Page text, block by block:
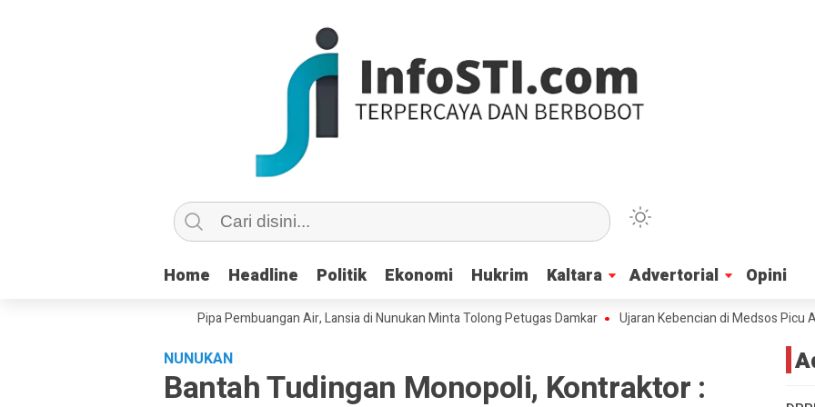
Home Headline Politik Ekonomi Hukrim Kaltara Advertorial Opini
Home Headline Politik Ekonomi Hukrim Kaltara Advertorial Opini
dan Masuk Saluran Pipa Pembuangan Air, Lansia di Nunukan Minta Tolong Petugas Damkar Ujaran Kebencian di Medsos Picu Amarah
NUNUKAN
Bantah Tudingan Monopoli, Kontraktor :